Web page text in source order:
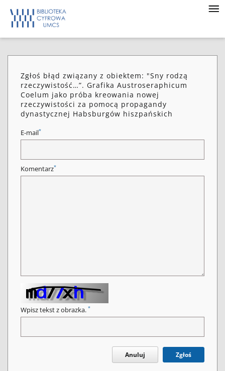
Zgłoś błąd związany z obiektem: "Sny rodzą
rzeczywistość…”. Grafika Austroseraphicum
Coelum jako próba kreowania nowej
rzeczywistości za pomocą propagandy
dynastycznej Habsburgów hiszpańskich
E-mail*
Komentarz*
Wpisz tekst z obrazka. *
Anuluj Zgłoś